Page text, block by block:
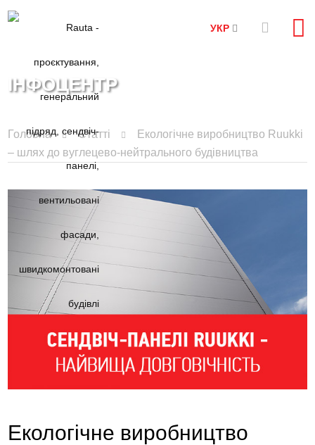
УКР
ІНФОЦЕНТР
Головна Статті
Екологічне виробництво Ruukki
– шлях до вуглецево-нейтрального будівництва
Екологічне виробництво